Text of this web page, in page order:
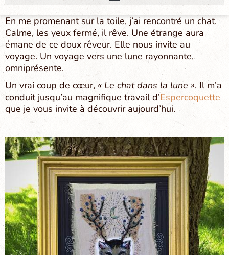
En me promenant sur la toile, j’ai rencontré un chat.
Calme, les yeux fermé, il rêve. Une étrange aura
émane de ce doux rêveur. Elle nous invite au
voyage. Un voyage vers une lune rayonnante,
omniprésente.
Un vrai coup de cœur, « Le chat dans la lune ». Il m’a
conduit jusqu’au magnifique travail d’Espercoquette
que je vous invite à découvrir aujourd’hui.